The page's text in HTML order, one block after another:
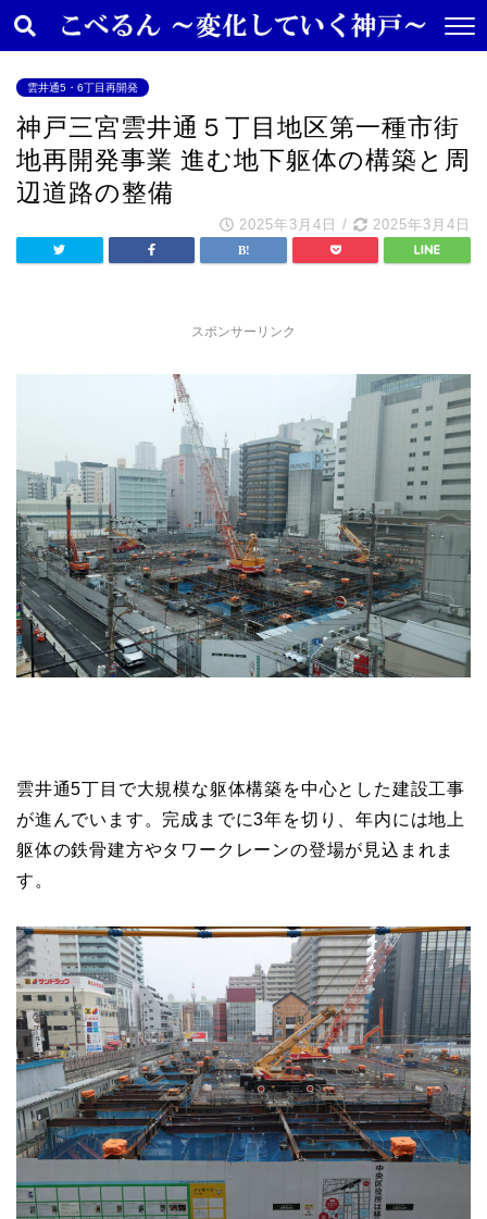
雲井通5・6丁目再開発
神戸三宮雲井通５丁目地区第一種市街
地再開発事業 進む地下躯体の構築と周
辺道路の整備
2025年3月4日 / 2025年3月4日
スポンサーリンク
雲井通5丁目で大規模な躯体構築を中心とした建設工事
が進んでいます。完成までに3年を切り、年内には地上
躯体の鉄骨建方やタワークレーンの登場が見込まれま
す。